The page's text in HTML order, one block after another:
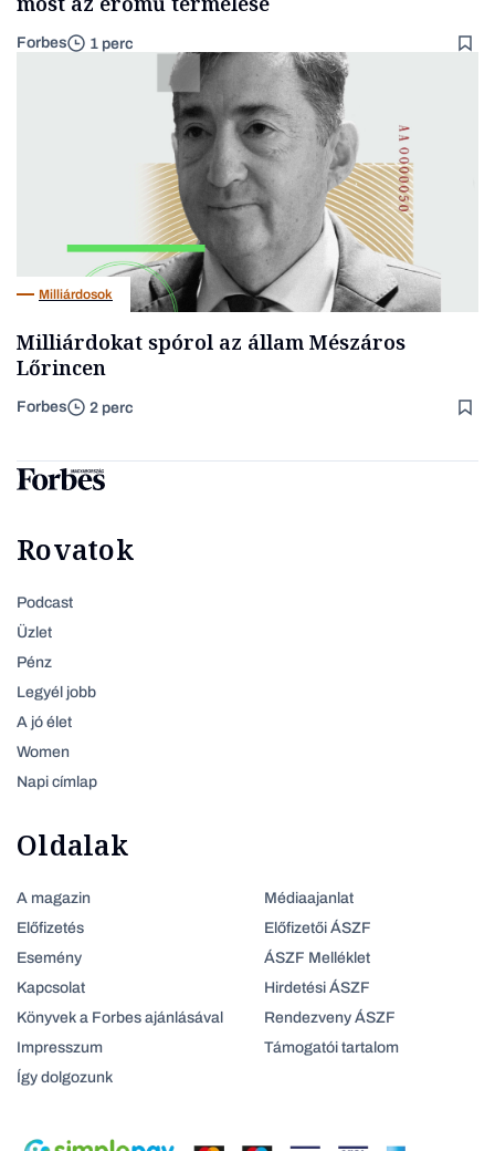
Forbes 1 perc
Milliárdosok
Milliárdokat spórol az állam Mészáros
Lőrincen
Forbes 2 perc
Rovatok
Podcast
Üzlet
Pénz
Legyél jobb
A jó élet
Women
Napi címlap
Oldalak
A magazin
Előfizetés
Esemény
Kapcsolat
Könyvek a Forbes ajánlásával
Impresszum
Így dolgozunk
Médiaajanlat
Előfizetői ÁSZF
ÁSZF Melléklet
Hirdetési ÁSZF
Rendezveny ÁSZF
Támogatói tartalom